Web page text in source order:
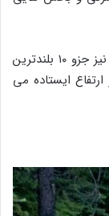
اگر شاخ‌های آن‌ها را هم در نظر بگیری، گوزن‌ها نیز جزو ۱۰ بلندترین
ایستاده می